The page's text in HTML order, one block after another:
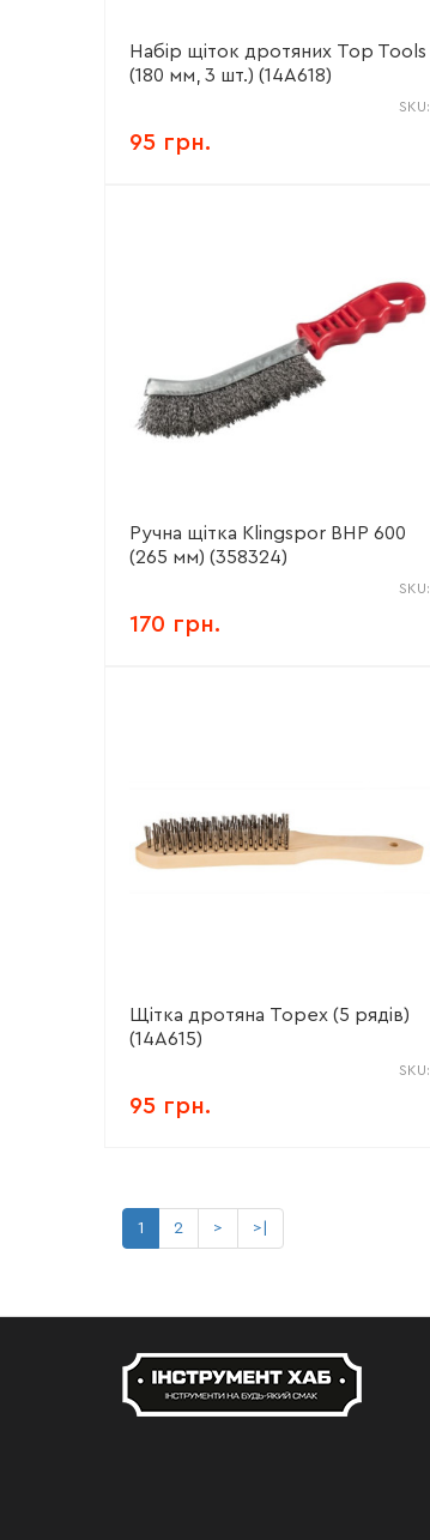
Набір щіток дротяних Top Tools
(180 мм, 3 шт.) (14A618)
SKU:
95 грн.
Ручна щітка Klingspor BHP 600
(265 мм) (358324)
SKU:
170 грн.
Щітка дротяна Topex (5 рядів)
(14A615)
SKU:
95 грн.
1 2 > >|